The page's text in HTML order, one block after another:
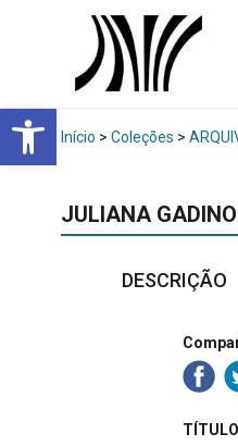
Abrir a barra
Início > Coleções >
JULIANA GADINO
DESCRIÇÃO
TÍTULO